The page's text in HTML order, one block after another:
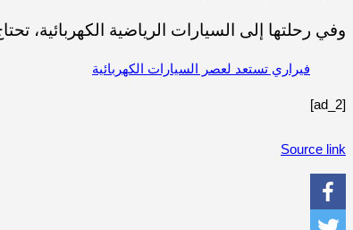
وفي رحلتها إلى السيارات الرياضية الكهربائية،
فيراري تستعد لعصر السيارات الكهربائية
[ad_2]
Source link